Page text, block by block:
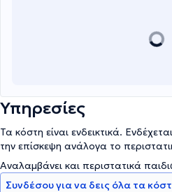
Υπηρεσίες
Τα κόστη είναι ενδεικτικά.
την επίσκεψη ανάλογα το
Αναλαμβάνει και περιστατικά
Συνδέσου για να δεις όλα τα